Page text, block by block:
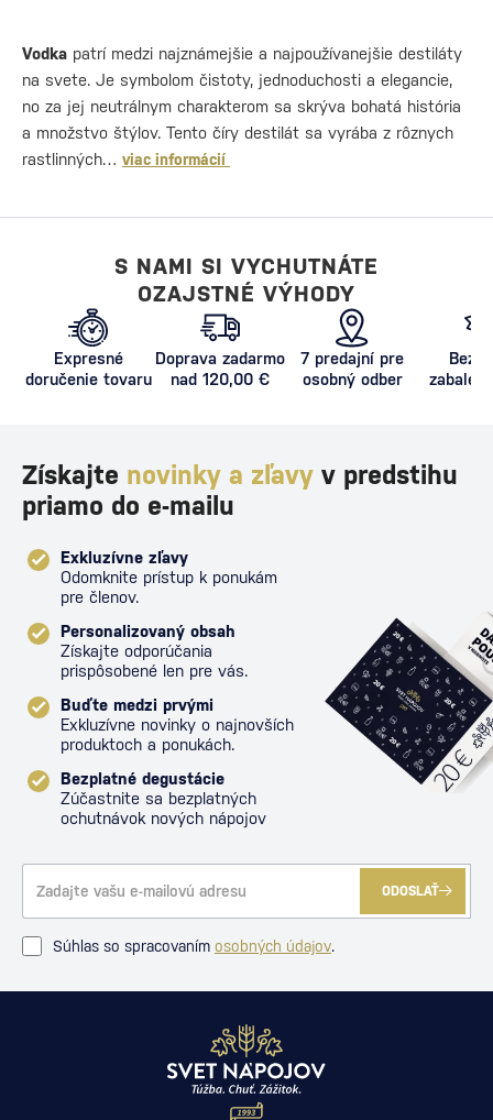
Vodka patrí medzi najznámejšie a najpoužívanejšie destiláty
na svete. Je symbolom čistoty, jednoduchosti a elegancie,
no za jej neutrálnym charakterom sa skrýva bohatá história
a množstvo štýlov. Tento číry destilát sa vyrába z rôznych
rastlinných… viac informácií
S NAMI SI VYCHUTNÁTE
OZAJSTNÉ VÝHODY
Expresné
doručenie tovaru
Doprava zadarmo
nad 120,00 €
7 predajní pre
osobný odber
Získajte novinky a zľavy v predstihu
priamo do e-mailu
Exkluzívne zľavy
Odomknite prístup k ponukám
pre členov.
Personalizovaný obsah
Získajte odporúčania
prispôsobené len pre vás.
Buďte medzi prvými
Exkluzívne novinky o najnovších
produktoch a ponukách.
Bezplatné degustácie
Zúčastnite sa bezplatných
ochutnávok nových nápojov
ODOSLAŤ
Súhlas so spracovaním osobných údajov.